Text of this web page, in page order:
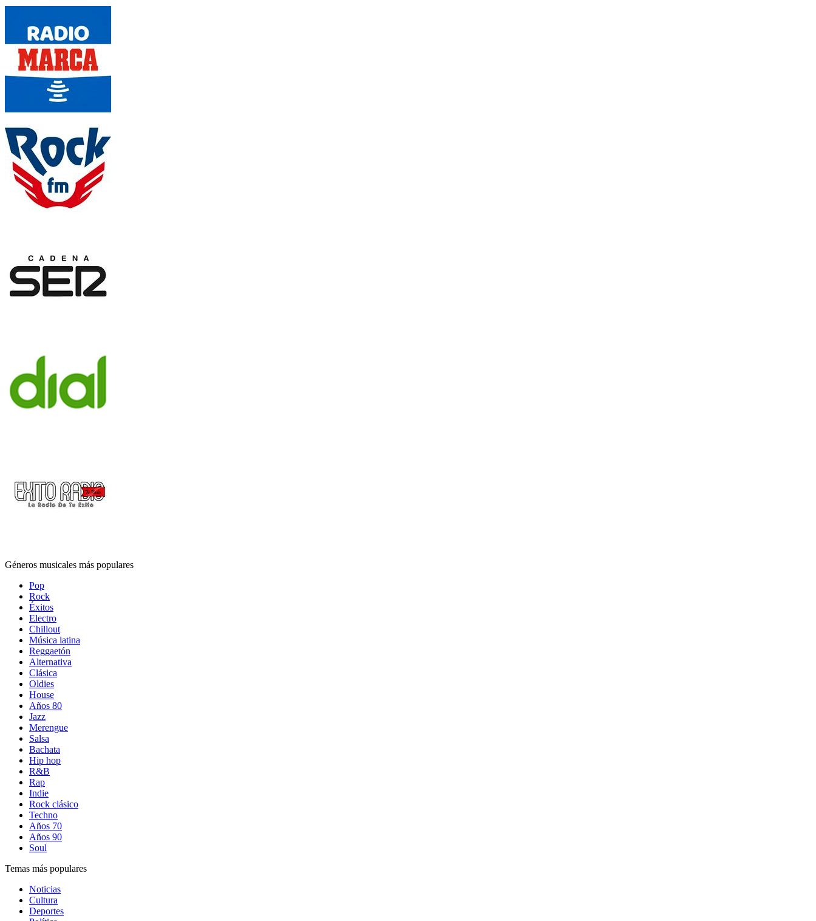
Géneros musicales más populares
Pop
Rock
Éxitos
Electro
Chillout
Música latina
Reggaetón
Alternativa
Clásica
Oldies
House
Años 80
Jazz
Merengue
Salsa
Bachata
Hip hop
R&B
Rap
Indie
Rock clásico
Techno
Años 70
Años 90
Soul
Temas más populares
Noticias
Cultura
Deportes